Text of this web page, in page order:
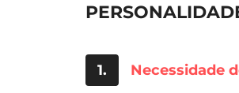
1. Necessidade